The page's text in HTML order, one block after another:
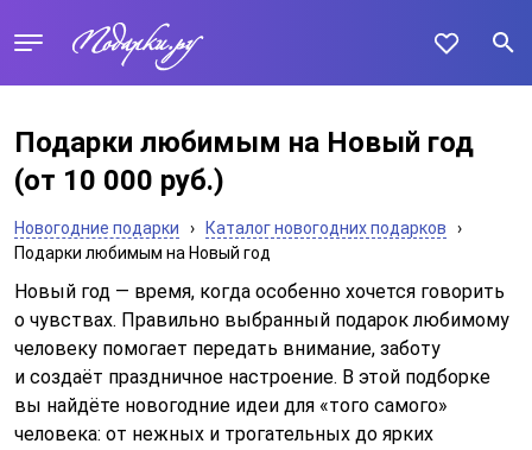
Подарки любимым на Новый год
(от 10 000 руб.)
Новогодние подарки › Каталог новогодних подарков
›
Подарки любимым на Новый год
Новый год — время, когда особенно хочется говорить
о чувствах. Правильно выбранный подарок любимому
человеку помогает передать внимание, заботу
и создаёт праздничное настроение. В этой подборке
вы найдёте новогодние идеи для «того самого»
человека: от нежных и трогательных до ярких